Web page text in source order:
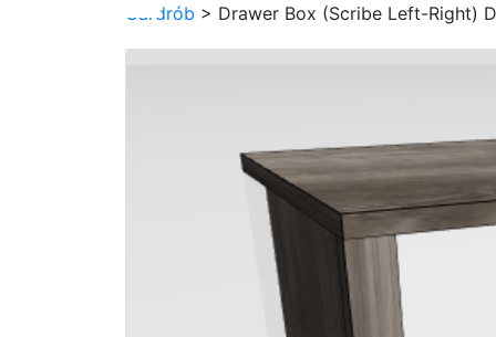
Gardrób > Drawer Box (Scribe Left-Right)